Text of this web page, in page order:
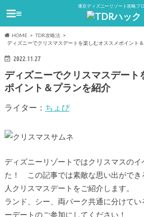
東京ディズニーリゾート攻略ブ
≡
HOME
TDR攻略法
ディズニーでクリスマスデートを楽しむオススメポイント
2022.11.27
ディズニーでクリスマスデート
ポイント＆プランを紹介
ライター： ちょぴ
ディズニーリゾートではクリスマスのイ
た！ この記事では素敵な思い出ができ
人クリスマスデートをご紹介します。
ランド、シー、両パーク共通に分けて
ーデートのご参加にしてください！